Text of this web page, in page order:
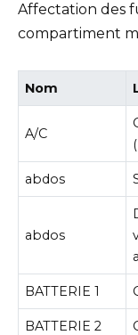
Affectation des
compartiment
Nom
A/C
abdos
abdos
BATTERIE 1
BATTERIE 2